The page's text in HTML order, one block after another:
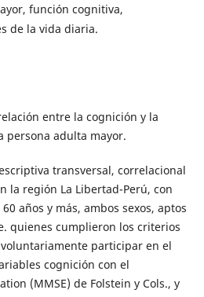
función cognitiva,
de la vida diaria.
entre la cognición y la
persona adulta mayor.
transversal, correlacional
la región La Libertad-Perú, con
años y más, ambos sexos, aptos
quienes cumplieron los criterios
participar en el
cognición con el
(MMSE) de Folstein y Cols., y